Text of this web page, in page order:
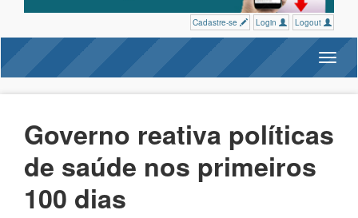
Cadastre-se Login Logout
Governo reativa políticas
de saúde nos primeiros
100 dias